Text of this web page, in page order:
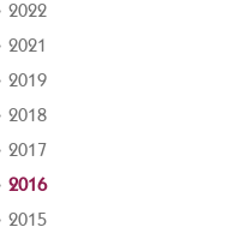
2022
2021
2019
2018
2017
2016
2015